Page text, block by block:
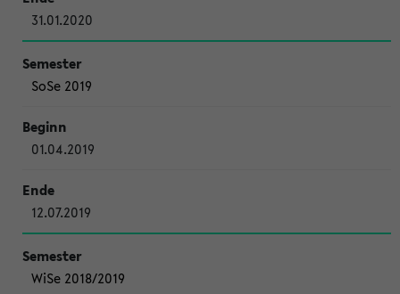
31.01.2020
SoSe 2019
01.04.2019
12.07.2019
WiSe 2018/2019